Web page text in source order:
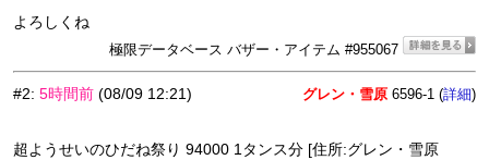
よろしくね
極限データベース バザー・アイテム #955067
#2: 5時間前 (08/09 12:21) グレン・雪原 6596-1 (詳細)
超ようせいのひだね祭り 94000 1タンス分 [住所:グレン・雪原